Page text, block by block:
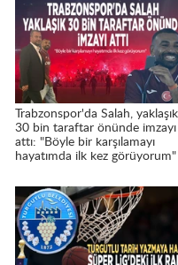
Trabzonspor'da Salah, yaklaşık
30 bin taraftar önünde imzayı
attı: "Böyle bir karşılamayı
hayatımda ilk kez görüyorum"